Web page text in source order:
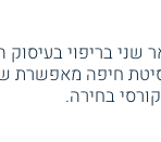
שני בריפוי
חיפה מאפשרת
בחירה.